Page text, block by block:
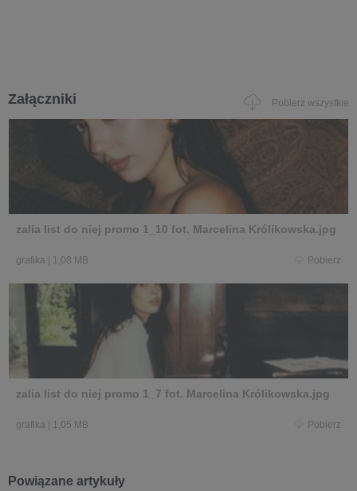
Załączniki Pobierz wszystkie
zalia list do niej promo 1_10 fot. Marcelina Królikowska.jpg
grafika 1,08 MB Pobierz
zalia list do niej promo 1_7 fot. Marcelina Królikowska.jpg
grafika 1,05 MB Pobierz
Powiązane artykuły